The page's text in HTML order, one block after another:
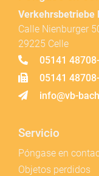
Verkehrsbetriebe
Calle Nienburger
29225 Celle
05141
05141
info@vb-
Servicio
Póngase en
Objetos perdidos